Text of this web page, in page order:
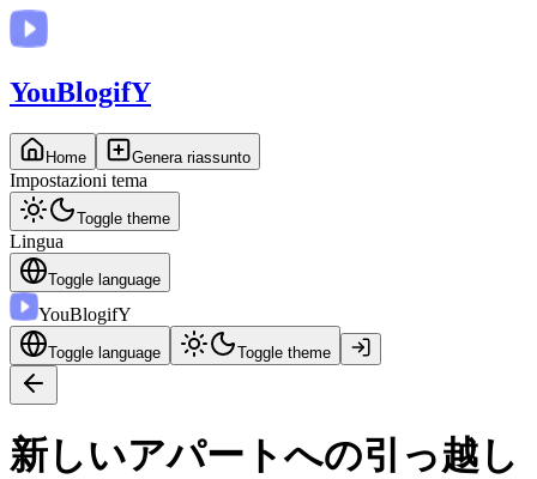
YouBlogifY
Home Genera riassunto
Impostazioni tema
Toggle theme
Lingua
Toggle language
YouBlogifY
Toggle language Toggle theme
新しいアパートへの引っ越し